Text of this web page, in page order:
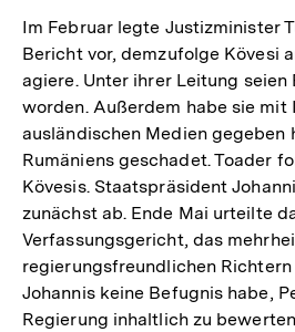
Im Februar legte Justizminister
Bericht vor, demzufolge Kövesi
agiere. Unter ihrer Leitung
worden. Außerdem habe sie mit
ausländischen Medien gegeben
Rumäniens geschadet. Toader
Kövesis. Staatspräsident
zunächst ab. Ende Mai urteilte
Verfassungsgericht, das
regierungsfreundlichen
Johannis keine Befugnis habe,
Regierung inhaltlich zu